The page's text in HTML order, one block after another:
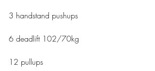
3 handstand pushups
6 deadlift 102/70kg
12 pullups